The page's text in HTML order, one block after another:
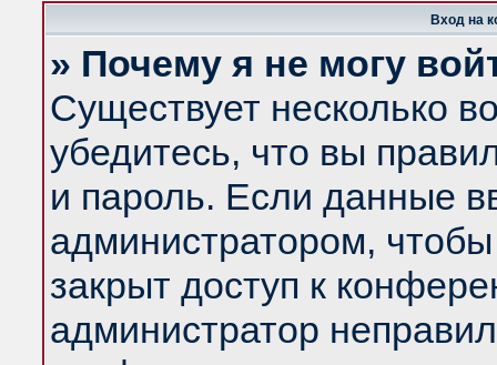
Вход на
» Почему я не могу
Существует несколько
убедитесь, что вы
и пароль. Если данные
администратором,
закрыт доступ к
администратор